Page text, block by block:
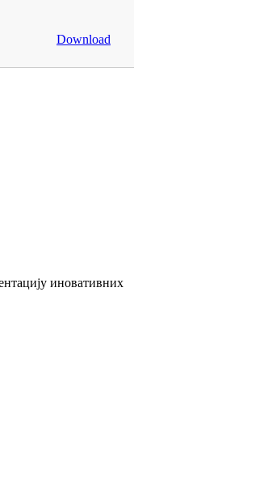
Download
иновативних